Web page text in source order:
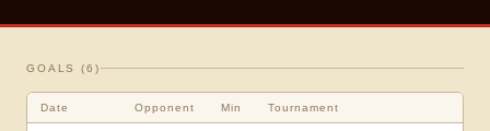
GOALS (6 )
Date Opponent Min Tournament